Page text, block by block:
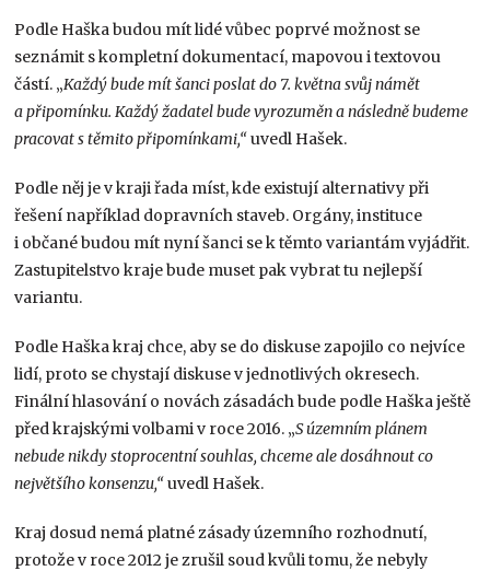
Podle Haška budou mít lidé vůbec poprvé možnost se
seznámit s kompletní dokumentací, mapovou i textovou
částí. „Každý bude mít šanci poslat do 7. května svůj námět
a připomínku. Každý žadatel bude vyrozuměn a následně budeme
pracovat s těmito připomínkami,“uvedl Hašek.
Podle něj je v kraji řada míst, kde existují alternativy při
řešení například dopravních staveb. Orgány, instituce
i občané budou mít nyní šanci se k těmto variantám vyjádřit.
Zastupitelstvo kraje bude muset pak vybrat tu nejlepší
variantu.
Podle Haška kraj chce, aby se do diskuse zapojilo co nejvíce
lidí, proto se chystají diskuse v jednotlivých okresech.
Finální hlasování o novách zásadách bude podle Haška ještě
před krajskými volbami v roce 2016. „S územním plánem
nebude nikdy stoprocentní souhlas, chceme ale dosáhnout co
největšího konsenzu,“uvedl Hašek.
Kraj dosud nemá platné zásady územního rozhodnutí,
protože v roce 2012 je zrušil soud kvůli tomu, že nebyly